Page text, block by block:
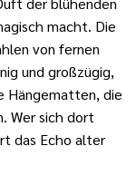
macht. Die
von fernen
und großzügig,
Hängematten, die
Wer sich dort
das Echo alter